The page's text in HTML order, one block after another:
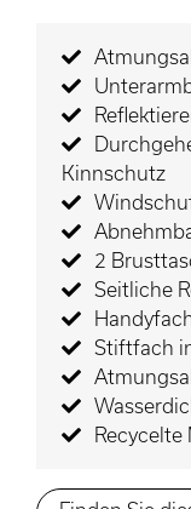
Kinnschutz
2
Seitliche
Stiftfach
Recycelte